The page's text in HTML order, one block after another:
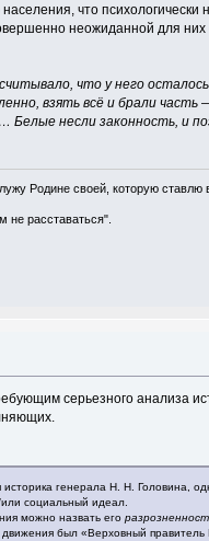
что
неожиданной для
что у него
взять всё и брали
несли законность, и
Родине своей, которую ставлю
не расставаться".
серьезного анализа
генерала Н. Н. Головина,
социальный идеал.
можно назвать его
был «Верховный